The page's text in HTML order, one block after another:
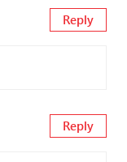
Reply
Reply